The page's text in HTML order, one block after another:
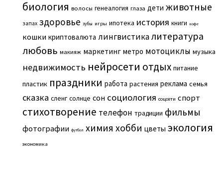
биология волосы генеалогия глаза дети животные
запах здоровье зубы игры ипотека история книги кофе
кошки криптовалюта лингвистикалитература
любовь макияж маркетинг метро мотоциклы музыка
недвижимость нейросети отдых питание
пластик праздники работа растения реклама семья
сказка сленг солнце сон социология соцсети спорт
стихотворение телефон традиции фильмы
фотографии футбол химия хобби цветы экология
экономика